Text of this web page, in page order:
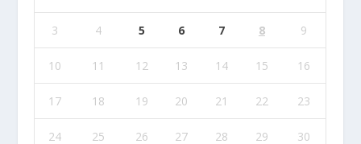
3 4 5 6 7 8 9
10 11 12 13 14 15 16
17 18 19 20 21 22 23
24 25 26 27 28 29 30